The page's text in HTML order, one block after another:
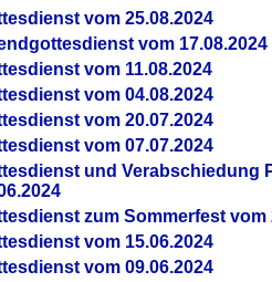
vom 25.08.2024
vom 17.08.2024
vom 11.08.2024
vom 04.08.2024
vom 20.07.2024
vom 07.07.2024
und Verabschiedung
zum Sommerfest vom
vom 15.06.2024
vom 09.06.2024